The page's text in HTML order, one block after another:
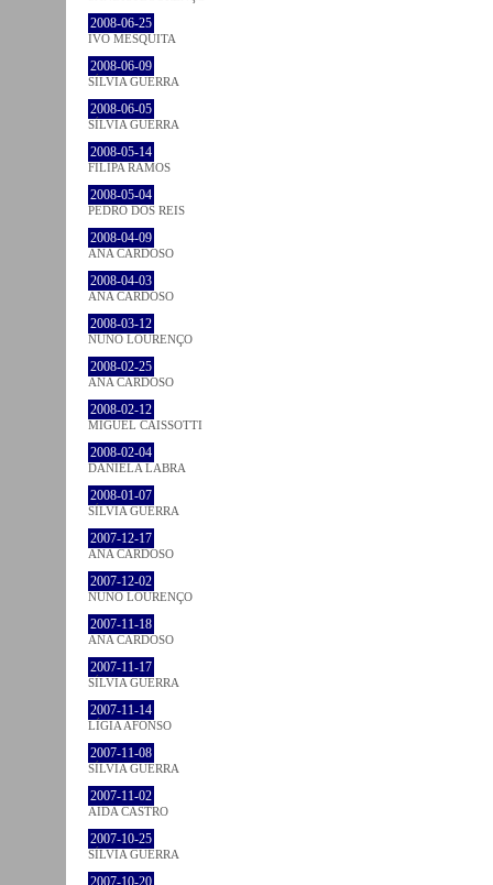
2008-06-25
IVO MESQUITA
2008-06-09
SÍLVIA GUERRA
2008-06-05
SÍLVIA GUERRA
2008-05-14
FILIPA RAMOS
2008-05-04
PEDRO DOS REIS
2008-04-09
ANA CARDOSO
2008-04-03
ANA CARDOSO
2008-03-12
NUNO LOURENÇO
2008-02-25
ANA CARDOSO
2008-02-12
MIGUEL CAISSOTTI
2008-02-04
DANIELA LABRA
2008-01-07
SÍLVIA GUERRA
2007-12-17
ANA CARDOSO
2007-12-02
NUNO LOURENÇO
2007-11-18
ANA CARDOSO
2007-11-17
SÍLVIA GUERRA
2007-11-14
LÍGIA AFONSO
2007-11-08
SÍLVIA GUERRA
2007-11-02
AIDA CASTRO
2007-10-25
SÍLVIA GUERRA
2007-10-20